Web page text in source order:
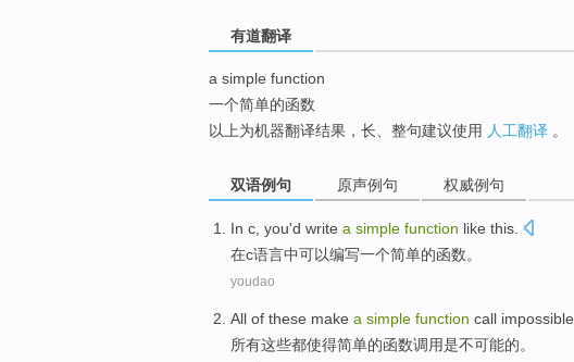
有道翻译
a simple function
一个简单的函数
以上为机器翻译结果，长、整句建议使用 人工翻译 。
双语例句 原声例句 权威例句
In c you'd write a simple function like this.
在c语言中可以编写一个简单的函数。
youdao
All of these make a simple function call impossible
所有这些都使得简单的函数调用是不可能的。